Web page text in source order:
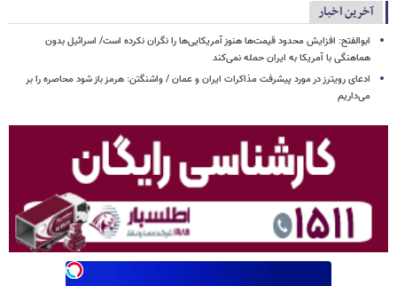
آخرین اخبار
ابوالفتح: افزایش محدود قیمت‌ها هنوز آمریکایی‌ها را نگران نکرده است/ اسرائیل بدون
هماهنگی با آمریکا به ایران حمله نمی‌کند
ادعای رویترز در مورد پیشرفت مذاکرات ایران و عمان / واشنگتن: هرمز باز شود محاصره را بر
می‌داریم